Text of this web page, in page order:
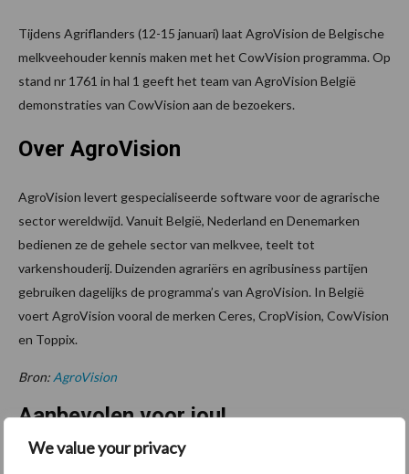
We value your privacy
Tijdens Agriflanders (12-15 januari) laat AgroVision de Belgische
melkveehouder kennis maken met het CowVision programma. Op
stand nr 1761 in hal 1 geeft het team van AgroVision België
demonstraties van CowVision aan de bezoekers.
Over AgroVision
AgroVision levert gespecialiseerde software voor de agrarische
sector wereldwijd. Vanuit België, Nederland en Denemarken
bedienen ze de gehele sector van melkvee, teelt tot
varkenshouderij. Duizenden agrariërs en agribusiness partijen
gebruiken dagelijks de programma’s van AgroVision. In België
voert AgroVision vooral de merken Ceres, CropVision, CowVision
en Toppix.
Bron: AgroVision
Aanbevolen voor jou!